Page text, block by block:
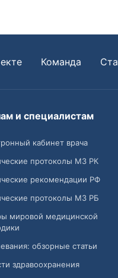
Команда
и специалистам
кабинет врача
протоколы МЗ РК
рекомендации РФ
протоколы МЗ РБ
мировой медицинской
обзорные статьи
здравоохранения